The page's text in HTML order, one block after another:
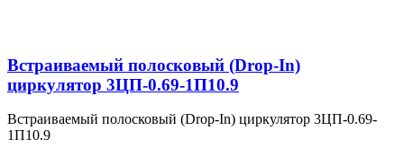
Встраиваемый полосковый (Drop-In)
циркулятор 3ЦП-0.69-1П10.9
Встраиваемый полосковый (Drop-In) циркулятор 3ЦП-0.69-
1П10.9